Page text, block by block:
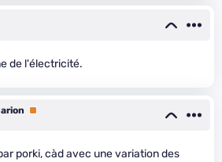
de l'électricité.
Premium
porki, càd avec une variation des